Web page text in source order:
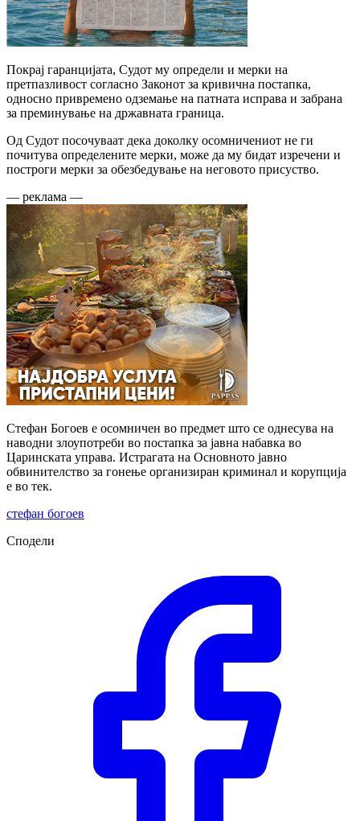
Покрај гаранцијата, Судот му определи и мерки на
претпазливост согласно Законот за кривична постапка,
односно привремено одземање на патната исправа и забрана
за преминување на државната граница.
Од Судот посочуваат дека доколку осомничениот не ги
почитува определените мерки, може да му бидат изречени и
построги мерки за обезбедување на неговото присуство.
— реклама —
Стефан Богоев е осомничен во предмет што се однесува на
наводни злоупотреби во постапка за јавна набавка во
Царинската управа. Истрагата на Основното јавно
обвинителство за гонење организиран криминал и корупција
е во тек.
стефан богоев
Сподели